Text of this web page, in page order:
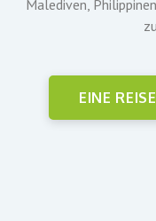
Malediven,
EINE